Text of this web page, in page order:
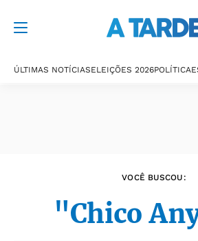
ÚLTIMAS NOTÍCIASELEIÇÕES 2026POLÍTICA
VOCÊ BUSCOU:
"Chico